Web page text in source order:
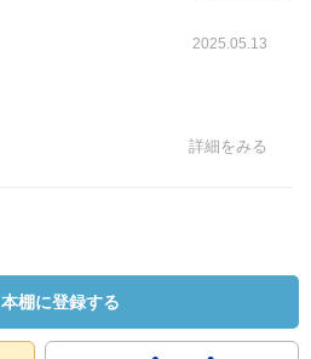
2025.05.13
詳細をみる
本棚に登録する